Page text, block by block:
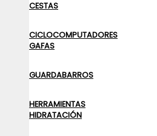
CESTAS
CICLOCOMPUTADORES
GAFAS
GUARDABARROS
HERRAMIENTAS
HIDRATACIÓN